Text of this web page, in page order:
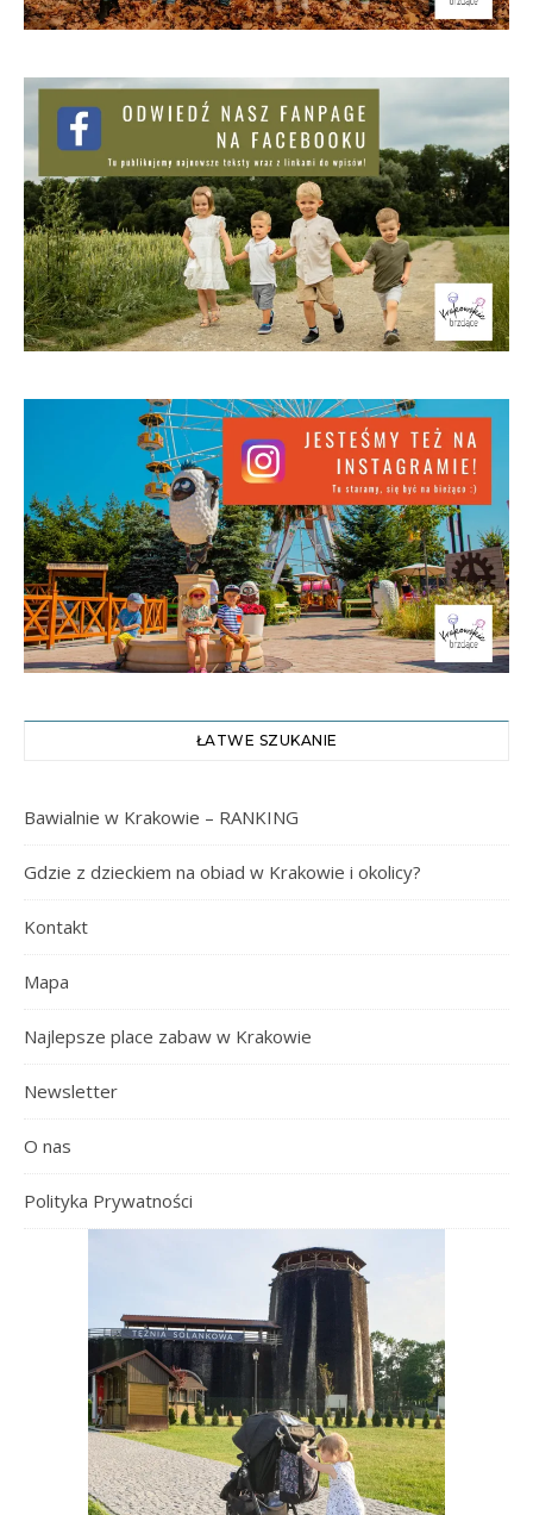
ŁATWE SZUKANIE
Bawialnie w Krakowie – RANKING
Gdzie z dzieckiem na obiad w Krakowie i okolicy?
Kontakt
Mapa
Najlepsze place zabaw w Krakowie
Newsletter
O nas
Polityka Prywatności